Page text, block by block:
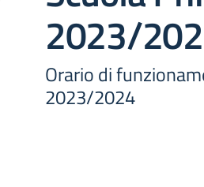
2023/
Orario di
2023/2024